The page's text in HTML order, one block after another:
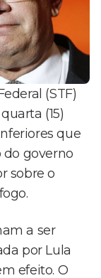
(STF)
(15)
que
governo
sobre o
a ser
por Lula
efeito. O